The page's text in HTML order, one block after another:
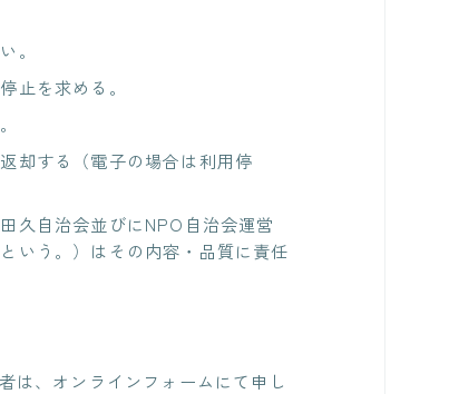
。
止を求める。
却する（電子の場合は利用停
久自治会並びにNPO自治会運営
いう。）はその内容・品質に責任
は、オンラインフォームにて申し